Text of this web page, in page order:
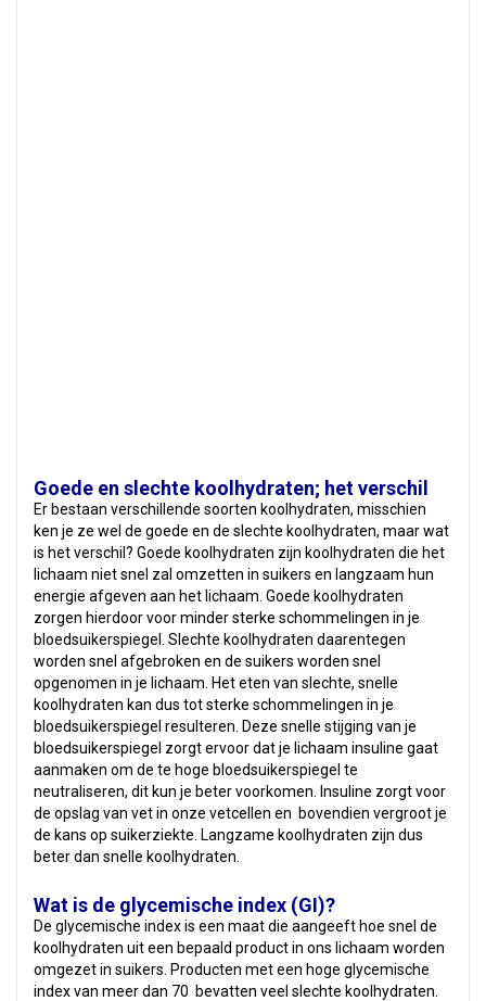
Goede en slechte koolhydraten; het verschil
Er bestaan verschillende soorten koolhydraten, misschien
ken je ze wel de goede en de slechte koolhydraten, maar wat
is het verschil? Goede koolhydraten zijn koolhydraten die het
lichaam niet snel zal omzetten in suikers en langzaam hun
energie afgeven aan het lichaam. Goede koolhydraten
zorgen hierdoor voor minder sterke schommelingen in je
bloedsuikerspiegel. Slechte koolhydraten daarentegen
worden snel afgebroken en de suikers worden snel
opgenomen in je lichaam. Het eten van slechte, snelle
koolhydraten kan dus tot sterke schommelingen in je
bloedsuikerspiegel resulteren. Deze snelle stijging van je
bloedsuikerspiegel zorgt ervoor dat je lichaam insuline gaat
aanmaken om de te hoge bloedsuikerspiegel te
neutraliseren, dit kun je beter voorkomen. Insuline zorgt voor
de opslag van vet in onze vetcellen en bovendien vergroot je
de kans op suikerziekte. Langzame koolhydraten zijn dus
beter dan snelle koolhydraten.
Wat is de glycemische index (GI)?
De glycemische index is een maat die aangeeft hoe snel de
koolhydraten uit een bepaald product in ons lichaam worden
omgezet in suikers. Producten met een hoge glycemische
index van meer dan 70 bevatten veel slechte koolhydraten.